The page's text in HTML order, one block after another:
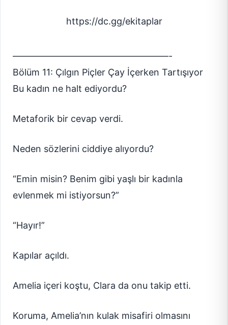
https://dc.gg/ekitaplar
—————————————————-
Bölüm 11: Çılgın Piçler Çay İçerken Tartışıyor
Bu kadın ne halt ediyordu?
Metaforik bir cevap verdi.
Neden sözlerini ciddiye alıyordu?
“Emin misin? Benim gibi yaşlı bir kadınla
evlenmek mi istiyorsun?”
“Hayır!”
Kapılar açıldı.
Amelia içeri koştu, Clara da onu takip etti.
Koruma, Amelia’nın kulak misafiri olmasını